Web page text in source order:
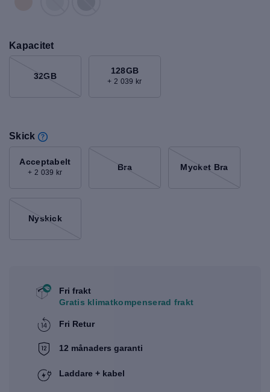
Kapacitet
32GB
128GB
+ 2 039 kr
Skick
Acceptabelt
+ 2 039 kr
Bra Mycket Bra
Nyskick
Fri frakt
Gratis klimatkompenserad frakt
Fri Retur
12 månaders garanti
Laddare + kabel